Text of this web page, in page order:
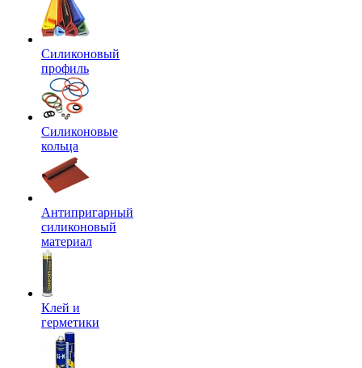
Силиконовый
профиль
Силиконовые
кольца
Антипригарный
силиконовый
материал
Клей и
герметики